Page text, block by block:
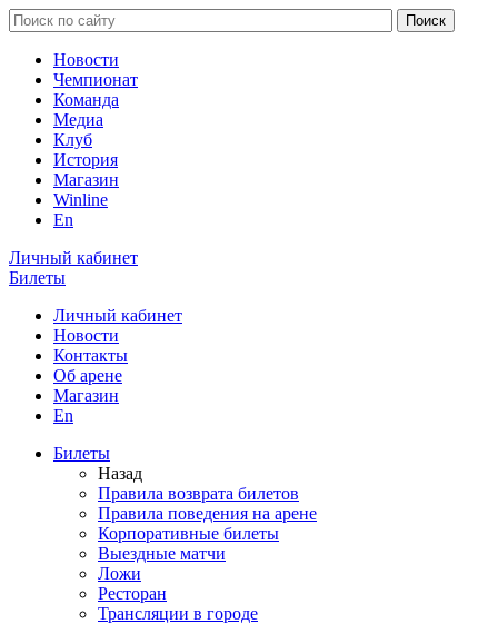
Новости
Чемпионат
Команда
Медиа
Клуб
История
Магазин
Winline
En
Личный кабинет
Билеты
Личный кабинет
Новости
Контакты
Об арене
Магазин
En
Билеты
Назад
Правила возврата билетов
Правила поведения на арене
Корпоративные билеты
Выездные матчи
Ложи
Ресторан
Трансляции в городе